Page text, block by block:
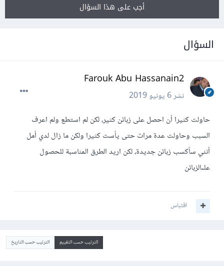
أجب على هذا السؤال
السؤال
Farouk Abu Hassanain2
نشر6 يونيو 2019
حاولت كثيرا أن احصل على زبائن كثير، لكن لم استطع ولم اعرف
السبب وحاولت عدة مرات حتى يأست كثيرا ولكن ما زال لدي أمل
أنني سأكسب زبائن جديدة، لكن اريد الطرق المناسبة للحصول
علىالزبائن
اقتباس
الترتيب حسب التقييم الترتيب حسب التاريخ